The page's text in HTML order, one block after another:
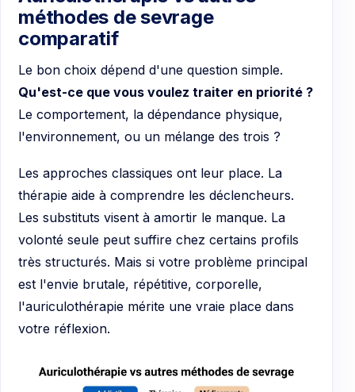
méthodes de sevrage
comparatif
Le bon choix dépend d'une question simple.
Qu'est-ce que vous voulez traiter en priorité ?
Le comportement, la dépendance physique,
l'environnement, ou un mélange des trois ?
Les approches classiques ont leur place. La
thérapie aide à comprendre les déclencheurs.
Les substituts visent à amortir le manque. La
volonté seule peut suffire chez certains profils
très structurés. Mais si votre problème principal
est l'envie brutale, répétitive, corporelle,
l'auriculothérapie mérite une vraie place dans
votre réflexion.